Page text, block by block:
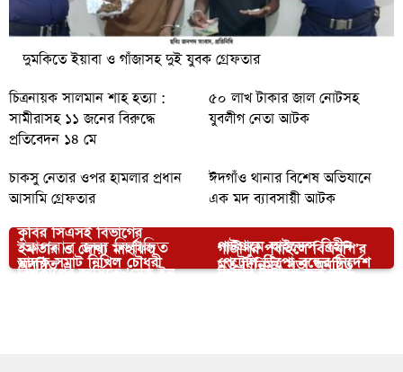
দুমকিতে ইয়াবা ও গাঁজাসহ দুই যুবক গ্রেফতার
চিত্রনায়ক সালমান শাহ হত্যা :
সামীরাসহ ১১ জনের বিরুদ্ধে
প্রতিবেদন ১৪ মে
৫০ লাখ টাকার জাল নোটসহ
যুবলীগ নেতা আটক
চাকসু নেতার ওপর হামলার প্রধান
আসামি গ্রেফতার
ঈদগাঁও থানার বিশেষ অভিযানে
এক মদ ব্যাবসায়ী আটক
আপনার জন্য নির্বাচিত
কুবির সিএসই বিভাগের
ইফতার ও দোয়া মাহফিল
অনুষ্ঠিত
গাজীপুর পূবাইলে বিএনপি’র
মত বিনিময় সভা অনুষ্ঠিত
মাদক সম্রাট নিখিল চৌধুরী
পাটগ্রামে লাইসেন্স বিহীন
পেট্রোল ডিপো বন্ধের নির্দেশ
দেশের বিভিন্ন স্থানে বৃষ্টির
বিশ্বকাপের জার্সিতে ‘মেড ইন
ফিফার সিদ্ধান্তে ক্ষুব্ধ হয়ে